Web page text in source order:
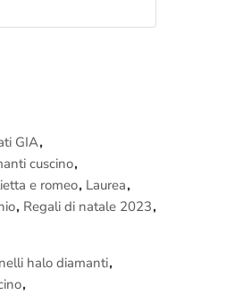
per scegliere la pietra
dell’ordine)
e fotografare i
GIA,
cuscino,
e romeo, Laurea,
, Regali di natale 2023,
halo diamanti,
,